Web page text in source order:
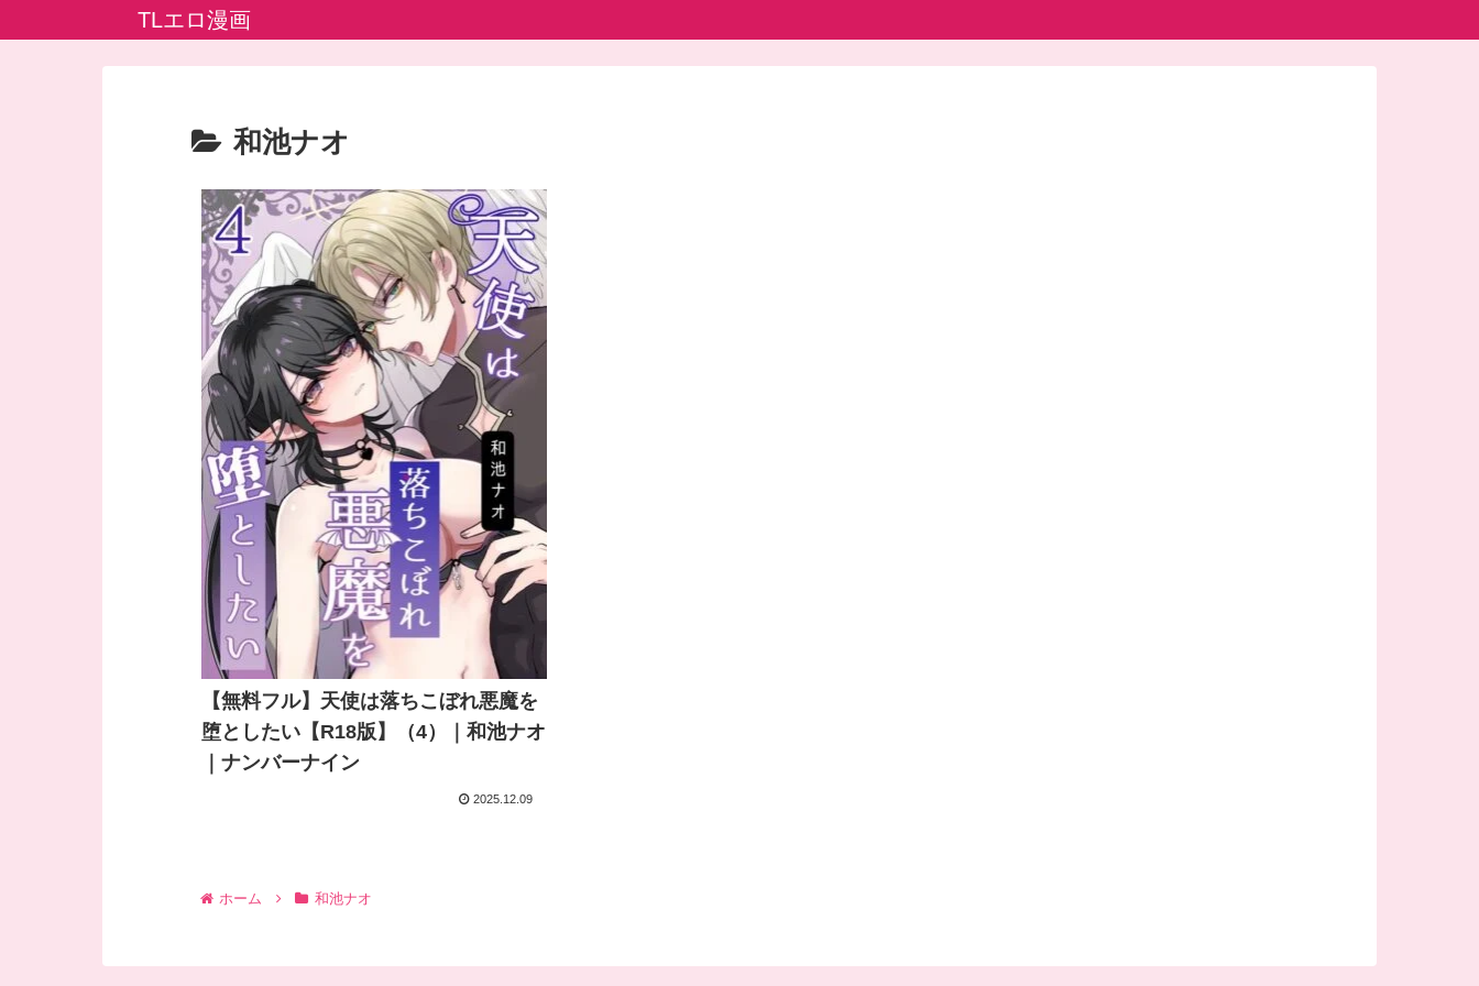
TLエロ漫画
和池ナオ
【無料フル】天使は落ちこぼれ悪魔を
堕としたい【R18版】（4）｜和池ナオ
｜ナンバーナイン
2025.12.09
ホーム 和池ナオ